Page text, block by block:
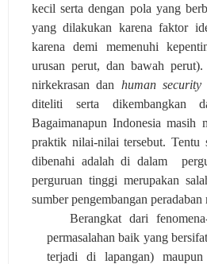
kecil serta dengan pola yang
yang dilakukan karena faktor
karena demi memenuhi
urusan perut, dan bawah
nirkekrasan dan human security
diteliti serta dikembangkan
Bagaimanapun Indonesia masih
praktik nilai-nilai tersebut. Tentu
dibenahi adalah di dalam
perguruan tinggi merupakan
sumber pengembangan peradaban
Berangkat dari f
permasalahan baik yang bersifat
terjadi di lapangan) maupun